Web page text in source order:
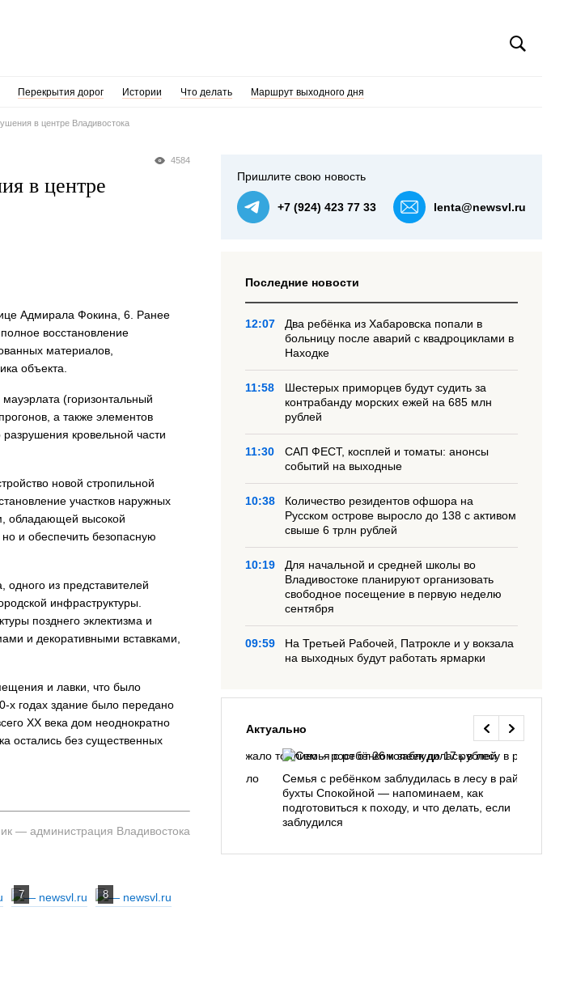
Перекрытия дорог Истории Что делать Маршрут выходного дня
в центре Владивостока
4584
в центре
Адмирала Фокина, 6. Ранее
восстановление
материалов,
объекта.
(горизонтальный
а также элементов
кровельной части
новой стропильной
участков наружных
обладающей высокой
и обеспечить безопасную
из представителей
инфраструктуры.
позднего эклектизма и
и декоративными вставками,
и лавки, что было
х годах здание было передано
XX века дом неоднократно
остались без существенных
— администрация Владивостока
Пришлите свою новость
+7 (924) 423 77 33 lenta@newsvl.ru
Последние новости
12:07
Два ребёнка из Хабаровска попали в
больницу после аварий с квадроциклами в
Находке
11:58
Шестерых приморцев будут судить за
контрабанду морских ежей на 685 млн
рублей
11:30
САП ФЕСТ, косплей и томаты: анонсы
событий на выходные
10:38
Количество резидентов офшора на
Русском острове выросло до 138 с активом
свыше 6 трлн рублей
10:19
Для начальной и средней школы во
Владивостоке планируют организовать
свободное посещение в первую неделю
сентября
09:59
На Третьей Рабочей, Патрокле и у вокзала
на выходных будут работать ярмарки
Актуально
На заправках Владивостока снова подорожало
Семья с ребёнком заблудилась в лесу в районе
бухты Спокойной — напоминаем, как
подготовиться к походу, и что делать, если
заблудился